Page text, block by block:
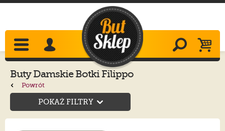
Buty Damskie Botki Filippo
Powrót
POKAŻ FILTRY